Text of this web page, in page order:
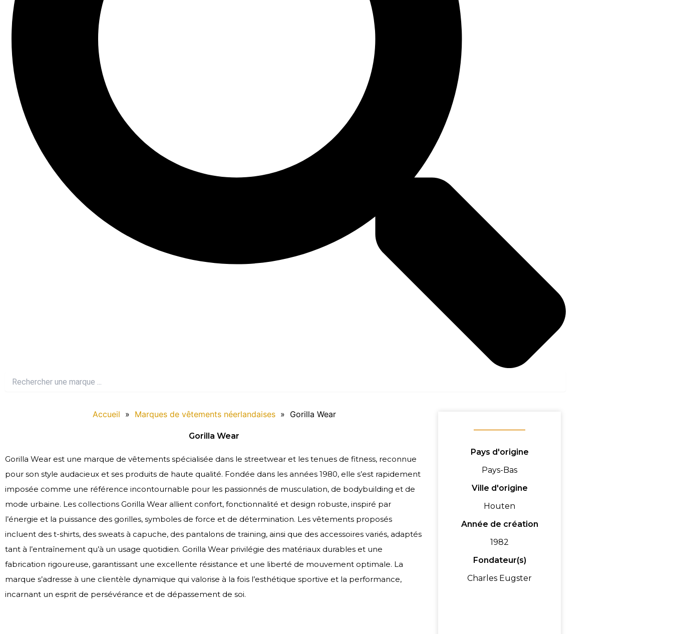
Accueil » Marques de vêtements néerlandaises » Gorilla Wear
Gorilla Wear
Gorilla Wear est une marque de vêtements spécialisée dans le streetwear et les tenues de fitness, reconnue
pour son style audacieux et ses produits de haute qualité. Fondée dans les années 1980, elle s’est rapidement
imposée comme une référence incontournable pour les passionnés de musculation, de bodybuilding et de
mode urbaine. Les collections Gorilla Wear allient confort, fonctionnalité et design robuste, inspiré par
l’énergie et la puissance des gorilles, symboles de force et de détermination. Les vêtements proposés
incluent des t-shirts, des sweats à capuche, des pantalons de training, ainsi que des accessoires variés, adaptés
tant à l’entraînement qu’à un usage quotidien. Gorilla Wear privilégie des matériaux durables et une
fabrication rigoureuse, garantissant une excellente résistance et une liberté de mouvement optimale. La
marque s’adresse à une clientèle dynamique qui valorise à la fois l’esthétique sportive et la performance,
incarnant un esprit de persévérance et de dépassement de soi.
Pays d'origine
Pays-Bas
Ville d'origine
Houten
Année de création
1982
Fondateur(s)
Charles Eugster